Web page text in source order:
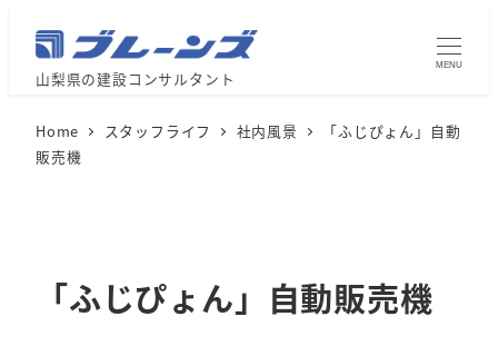
山梨県の建設コンサルタント
MENU
Home スタッフライフ 社内風景
「ふじぴょん」自動
販売機
「ふじぴょん」自動販売機